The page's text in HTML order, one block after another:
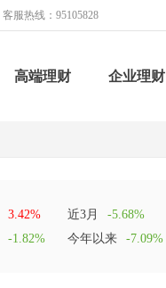
客服热线：95105828
高端理财 企业理财
3.42% 近3月
-5.68%
-1.82% 今年以来 -7.09%